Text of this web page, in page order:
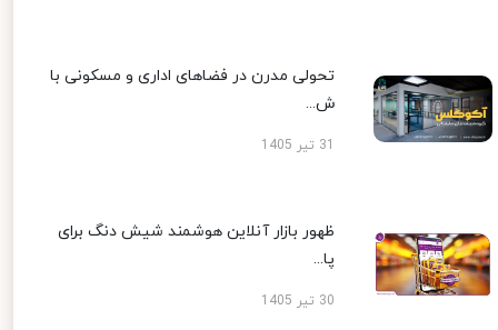
تحولی مدرن در فضاهای اداری و مسکونی با
ش...
ظهور بازار آنلاین هوشمند شیش دنگ برای
پا...
30 تیر 1405